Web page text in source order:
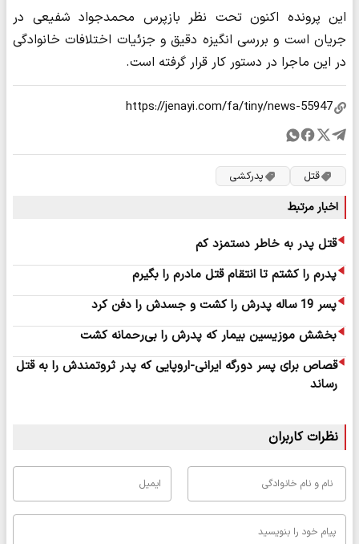
این پرونده اکنون تحت نظر بازپرس محمدجواد شفیعی در
جریان است و بررسی انگیزه دقیق و جزئیات اختلافات خانوادگی
در این ماجرا در دستور کار قرار گرفته است.
قتل پدرکشی
اخبار مرتبط
قتل پدر به خاطر دستمزد کم
پدرم را کشتم تا انتقام قتل مادرم را بگیرم
پسر 19 ساله پدرش را کشت و جسدش را دفن کرد
بخشش موزیسین بیمار که پدرش را بی‌رحمانه کشت
قصاص برای پسر دورگه ایرانی-اروپایی که پدر ثروتمندش را به قتل
رساند
نظرات کاربران